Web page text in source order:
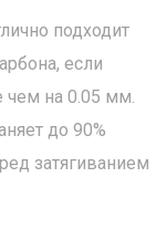
подходит
если
чем на 0.05 мм.
до 90%
затягиванием